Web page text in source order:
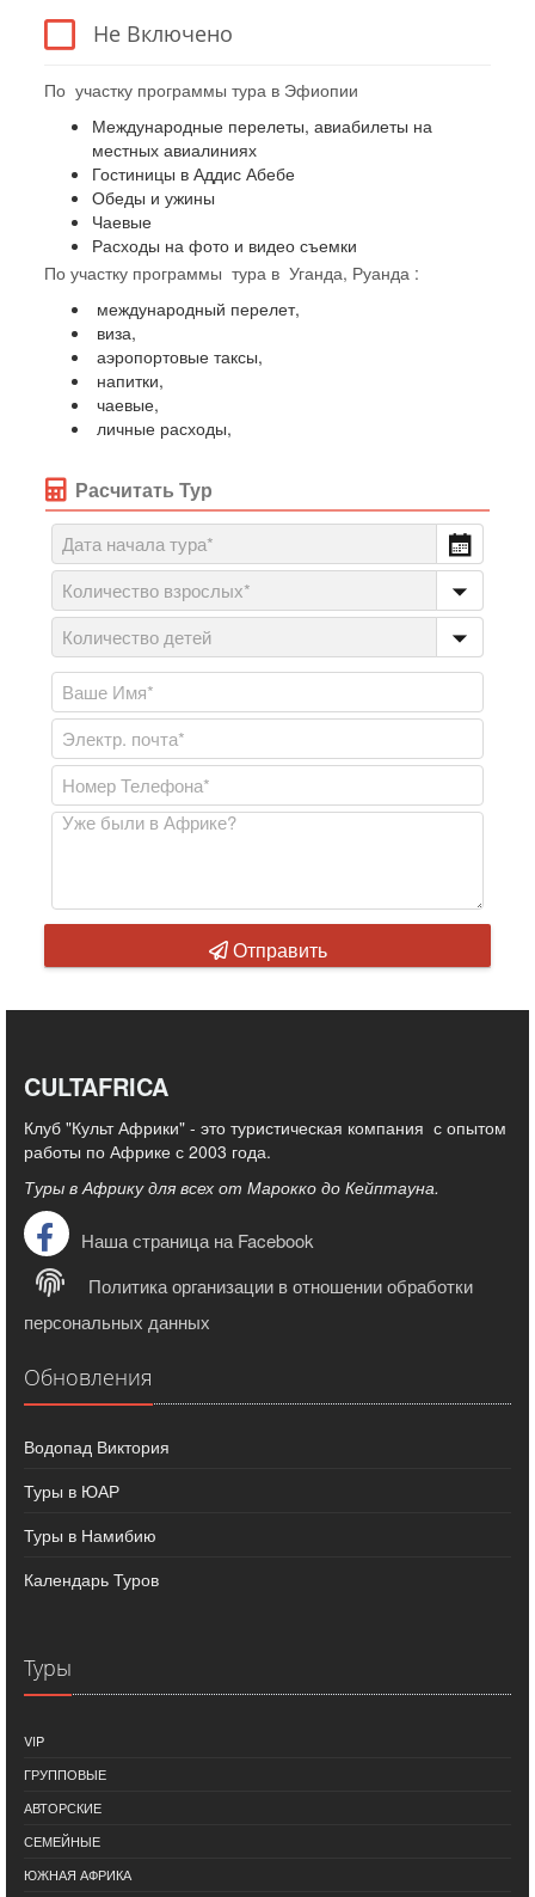
Не Включено
По участку программы тура в Эфиопии
Международные перелеты, авиабилеты на
местных авиалиниях
Гостиницы в Аддис Абебе
Обеды и ужины
Чаевые
Расходы на фото и видео съемки
По участку программы тура в Уганда, Руанда :
международный перелет,
виза,
аэропортовые таксы,
напитки,
чаевые,
личные расходы,
Расчитать Тур
Отправить
CULTAFRICA
Клуб "Культ Африки" - это туристическая компания с опытом
работы по Африке с 2003 года.
Туры в Африку для всех от Марокко до Кейптауна.
Наша страница на Facebook
Политика организации в отношении обработки
персональных данных
Обновления
Водопад Виктория
Туры в ЮАР
Туры в Намибию
Календарь Туров
Туры
VIP
ГРУППОВЫЕ
АВТОРСКИЕ
СЕМЕЙНЫЕ
ЮЖНАЯ АФРИКА